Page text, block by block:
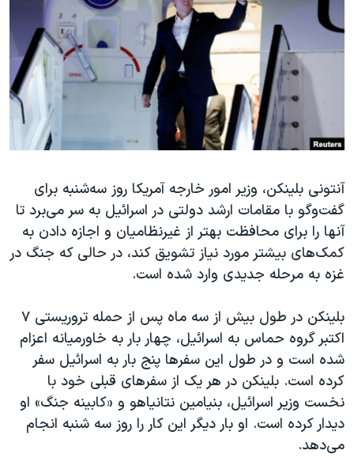
فرهنگ و زندگی
حقوق شهروندی
اقتصادی
علم و فناوری
اسرائیل در جنگ
آرشیو پخش زنده
مستندها
انتخابات ریاست جمهوری آمریکا ۲۰۲۴
حمله جمهوری اسلامی به اسرائیل
رمز مهسا
ورزش زنان در ایران
مجموعه مستندهای دادخواهی
تریبونال مردمی آبان ۹۸
دادگاه حمید نوری
چهل سال گروگان‌گیری
اعتراضات مردمی آبان ۹۸
اسرائیل در جنگ
نرگس محمدی برنده جایزه نوبل صلح
همایش محافظه‌کاران آمریکا «سی‌پک»
صفحه‌های ویژه
دنبال کنید
زبانهای مختلف
آنتونی بلینکن، وزیر امور خارجه آمریکا روز سه‌شنبه برای
گفت‌وگو با مقامات ارشد دولتی در اسرائیل به سر می‌برد تا
آنها را برای محافظت بهتر از غیرنظامیان و اجازه دادن به
کمک‌های بیشتر مورد نیاز تشویق کند، در حالی که جنگ در
غزه به مرحله جدیدی وارد شده است.
بلینکن در طول بیش از سه ماه پس از حمله تروریستی ۷
اکتبر گروه حماس به اسرائیل، چهار بار به خاورمیانه اعزام
شده است و در طول این سفرها پنج بار به اسرائیل سفر
کرده است. بلینکن در هر یک از سفرهای قبلی خود با
نخست وزیر اسرائیل، بنیامین نتانیاهو و «کابینه جنگ» او
دیدار کرده است. او بار دیگر این کار را روز سه شنبه انجام
می‌دهد.